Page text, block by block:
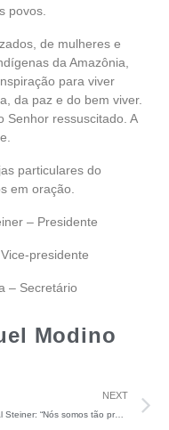
povos.
de mulheres e
da Amazônia,
para viver
da paz e do bem viver.
Senhor ressuscitado. A
particulares do
em oração.
– Presidente
presidente
– Secretário
Modino
NEXT
Cardeal Steiner: “Nós somos tão profundamente agradecidos, porque Papa Francisco tinha um carinho tão grande pela Amazônia”